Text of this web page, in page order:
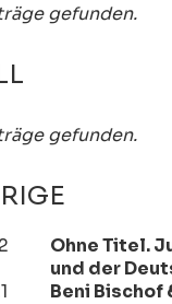
gefunden.
gefunden.
Ohne Titel.
und der
Beni Bischof